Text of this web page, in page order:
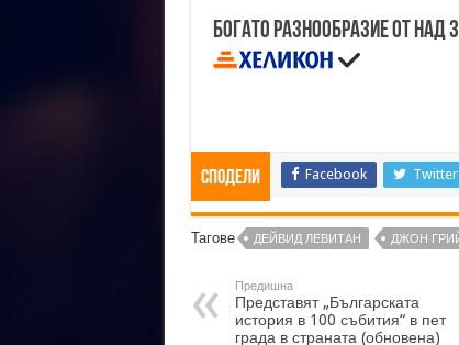
Богато разнообразие от над
Сподели Facebook Twitter
Тагове ДЕЙВИД ЛЕВИТАН ДЖОН
Предишна
Представят „Българската
история в 100 събития“ в пет
града в страната (обновена)